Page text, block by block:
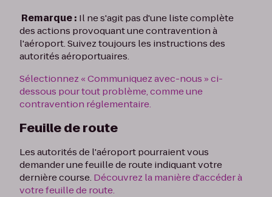
Remarque : Il ne s'agit pas d'une liste complète
des actions provoquant une contravention à
l'aéroport. Suivez toujours les instructions des
autorités aéroportuaires.
Sélectionnez « Communiquez avec-nous » ci-
dessous pour tout problème, comme une
contravention réglementaire.
Feuille de route
Les autorités de l'aéroport pourraient vous
demander une feuille de route indiquant votre
dernière course. Découvrez la manière d'accéder à
votre feuille de route.